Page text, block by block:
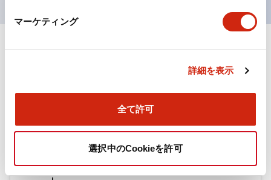
マーケティング
詳細を表示
全て許可
選択中のCookieを許可
SE2L形セーフティレーザスキャナ（日本語）
2025/11/06.PDF2.09MB